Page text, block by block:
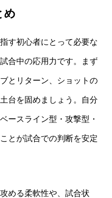
め
す初心者にとって必要な
合中の応用力です。まず
とリターン、ショットの
台を固めましょう。自分
ースライン型・攻撃型・
とが試合での判断を安定
める柔軟性や、試合状